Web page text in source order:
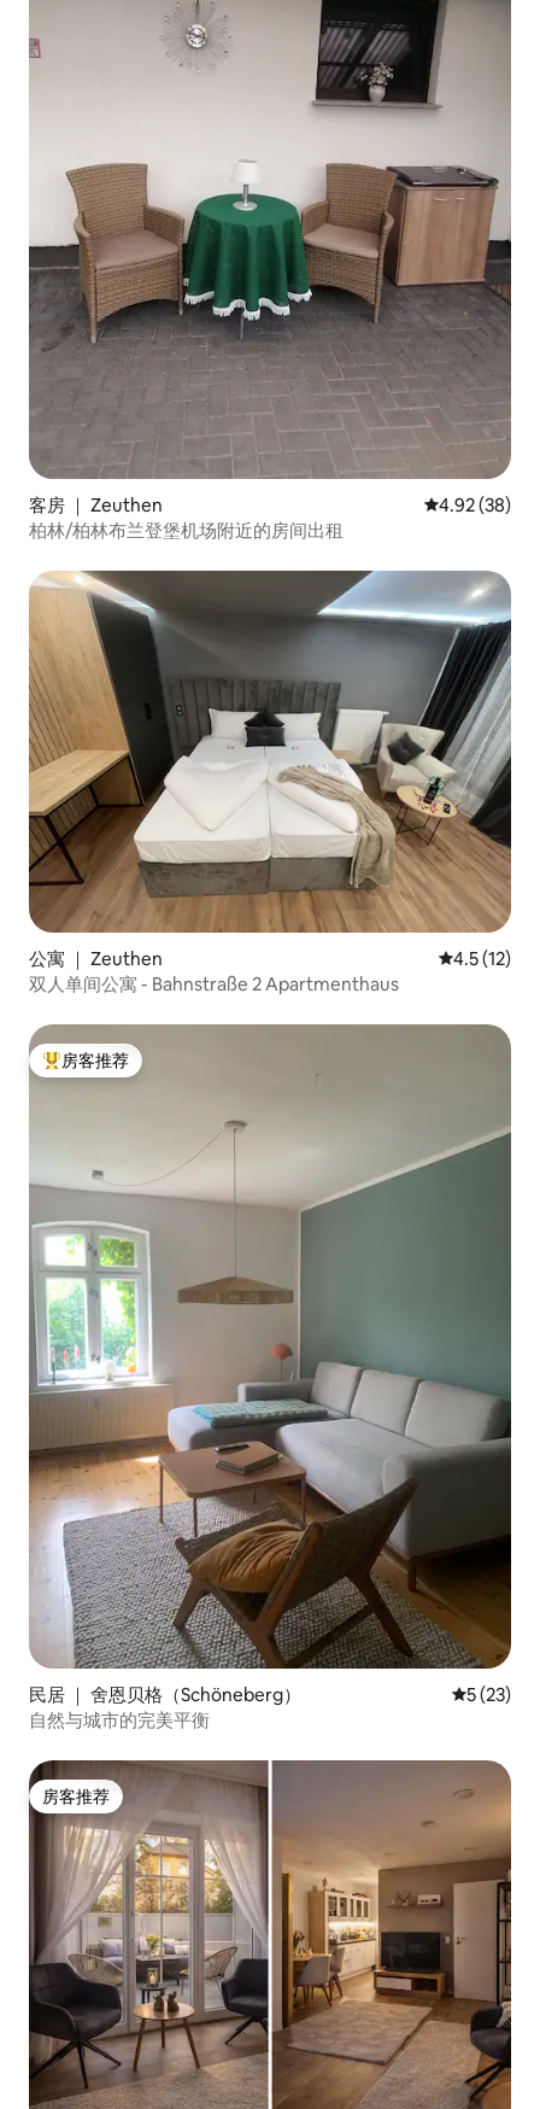
客房 ｜ Zeuthen 平均评分
4.92 (38)
柏林/柏林布兰登堡机场附近的房间出租
公寓 ｜ Zeuthen 平均评分
4.5 (12)
双人单间公寓 - Bahnstraße 2 Apartmenthaus
热门「房客推荐」
房客推荐
民居 ｜ 舍恩贝格（Schöneberg） 平均评分
5 (23)
自然与城市的完美平衡
房客推荐
房客推荐